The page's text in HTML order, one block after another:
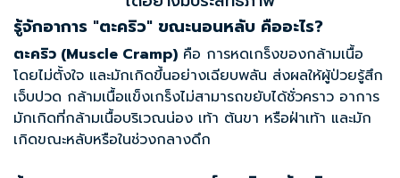
รู้จักอาการ "ตะคริว" ขณะนอนหลับ คืออะไร?
ตะคริว (Muscle Cramp) คือ การหดเกร็งของกล้ามเนื้อ
โดยไม่ตั้งใจ และมักเกิดขึ้นอย่างเฉียบพลัน ส่งผลให้ผู้ป่วยรู้สึก
เจ็บปวด กล้ามเนื้อแข็งเกร็งไม่สามารถขยับได้ชั่วคราว อาการ
มักเกิดที่กล้ามเนื้อบริเวณน่อง เท้า ต้นขา หรือฝ่าเท้า และมัก
เกิดขณะหลับหรือในช่วงกลางดึก